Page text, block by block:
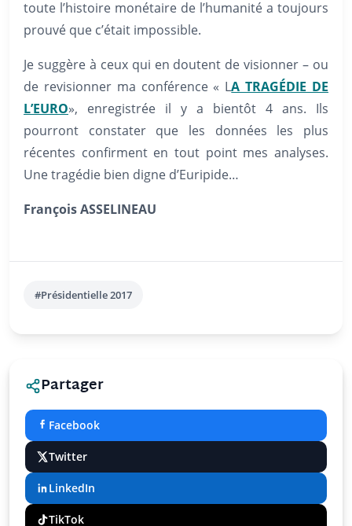
toute l’histoire monétaire de l’humanité a toujours
prouvé que c’était impossible.
Je suggère à ceux qui en doutent de visionner – ou
de revisionner ma conférence « LA TRAGÉDIE DE
L’EURO», enregistrée il y a bientôt 4 ans. Ils
pourront constater que les données les plus
récentes confirment en tout point mes analyses.
Une tragédie bien digne d’Euripide…
François ASSELINEAU
#Présidentielle 2017
Partager
Facebook
Twitter
LinkedIn
TikTok